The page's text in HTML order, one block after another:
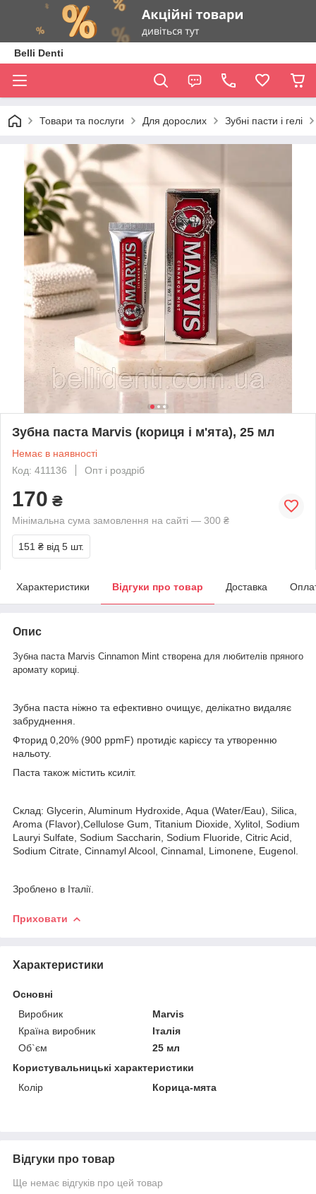
Belli Denti
Товари та послуги Для дорослих Зубні пасти і гелі
Зубна паста Marvis (кориця і м'ята), 25 мл
Немає в наявності
Код: 411136
Опт і роздріб
170 ₴
Мінімальна сума замовлення на сайті — 300 ₴
151 ₴ від 5 шт.
Характеристики Відгуки про товар Доставка
Опис
Зубна паста Marvis Cinnamon Mint створена для любителів пряного
аромату кориці.
Зубна паста ніжно та ефективно очищує, делікатно видаляє
забруднення.
Фторид 0,20% (900 ppmF) протидіє карієсу та утворенню
нальоту.
Паста також містить ксиліт.
Склад: Glycerin, Aluminum Hydroxide, Aqua (Water/Eau), Silica,
Aroma (Flavor),Cellulose Gum, Titanium Dioxide, Xylitol, Sodium
Lauryi Sulfate, Sodium Saccharin, Sodium Fluoride, Citric Acid,
Sodium Citrate, Cinnamyl Alcool, Cinnamal, Limonene, Eugenol.
Зроблено в Італії.
Приховати
Характеристики
Основні
Виробник
Marvis
Країна виробник
Італія
Об`єм
25 мл
Користувальницькі характеристики
Колір
Корица-мята
Відгуки про товар
Ще немає відгуків про цей товар